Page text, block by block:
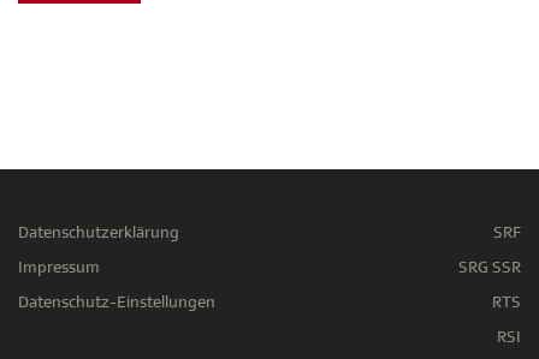
Datenschutzerklärung
Impressum
Datenschutz-Einstellungen
SRF
SRG SSR
RTS
RSI